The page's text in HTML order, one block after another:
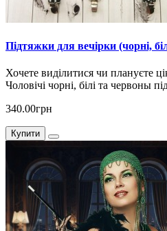
Підтяжки для вечірки (чорні,
Хочете виділитися чи плануєте
Чоловічі чорні, білі та червоны
340.00грн
Купити